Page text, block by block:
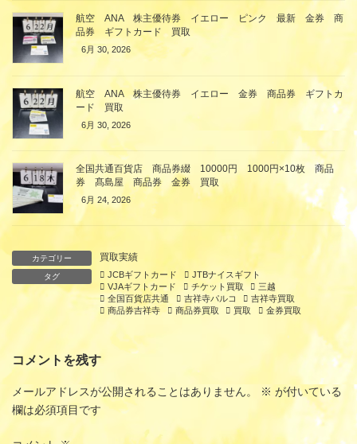
航空 ANA 株主優待券 イエロー ピンク 最新 金券 商
品券 ギフトカード 買取
6月 30, 2026
航空 ANA 株主優待券 イエロー 金券 商品券 ギフトカ
ード 買取
6月 30, 2026
全国共通百貨店 商品券綴 10000円 1000円×10枚 商品
券 髙島屋 商品券 金券 買取
6月 24, 2026
カテゴリー 買取実績
タグ JCBギフトカード
JTBナイスギフト
VJAギフトカード
チケット買取
三越
全国百貨店共通
吉祥寺パルコ
吉祥寺買取
商品券吉祥寺
商品券買取 買取 金券買取
コメントを残す
メールアドレスが公開されることはありません。 ※ が付いている
欄は必須項目です